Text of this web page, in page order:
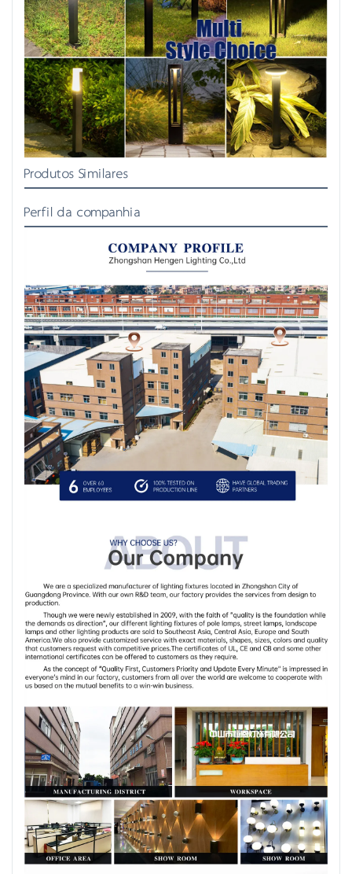
Produtos Similares
Perfil da companhia